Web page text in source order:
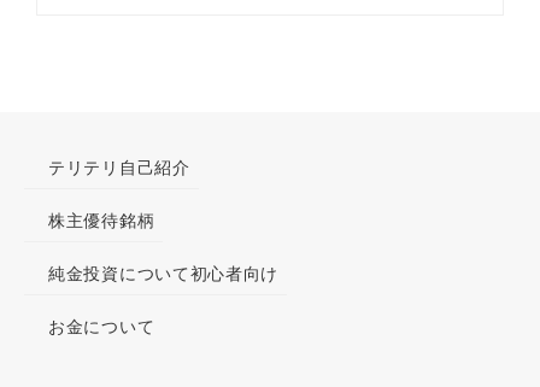
テリテリ自己紹介
株主優待銘柄
純金投資について初心者向け
お金について